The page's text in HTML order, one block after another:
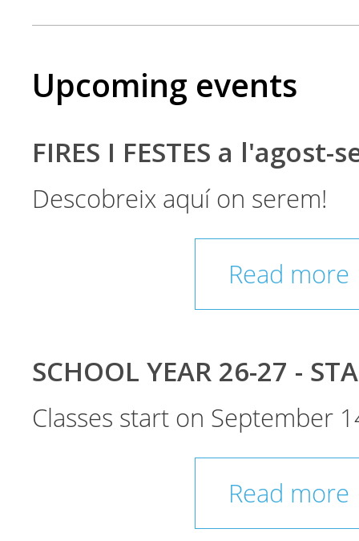
Upcoming events
FIRES I FESTES a l'agost-
Descobreix aquí on serem!
Read more
SCHOOL YEAR 26-27 -
Classes start on September
Read more